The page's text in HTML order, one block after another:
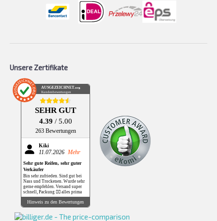
Unsere Zertifikate
AUSGEZEICHNET.org
Kundenbewertungen
SEHR GUT
4.39 / 5.00
263 Bewertungen
Kiki
11.07.2026 Mehr
Sehr gute Reifen, sehr guter
Verkäufer
Bin sehr zufrieden. Sind gut bei
Nass und Trockenen. Wurde sehr
gerne empfehlen. Versand super
schnell, Packung 👌🏻 alles prima
Hinweis zu den Bewertungen